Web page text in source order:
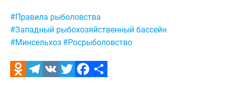
Метки:
#Правила рыболовства
#Западный рыбохозяйственный бассейн
#Минсельхоз #Росрыболовство